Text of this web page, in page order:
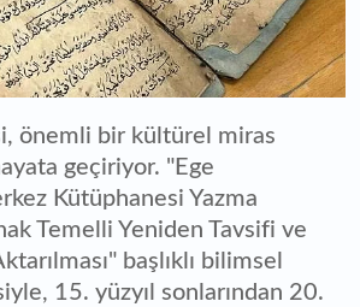
önemli bir kültürel miras
geçiriyor. "Ege
Kütüphanesi Yazma
Temelli Yeniden Tavsifi ve
başlıklı bilimsel
15. yüzyıl sonlarından 20.